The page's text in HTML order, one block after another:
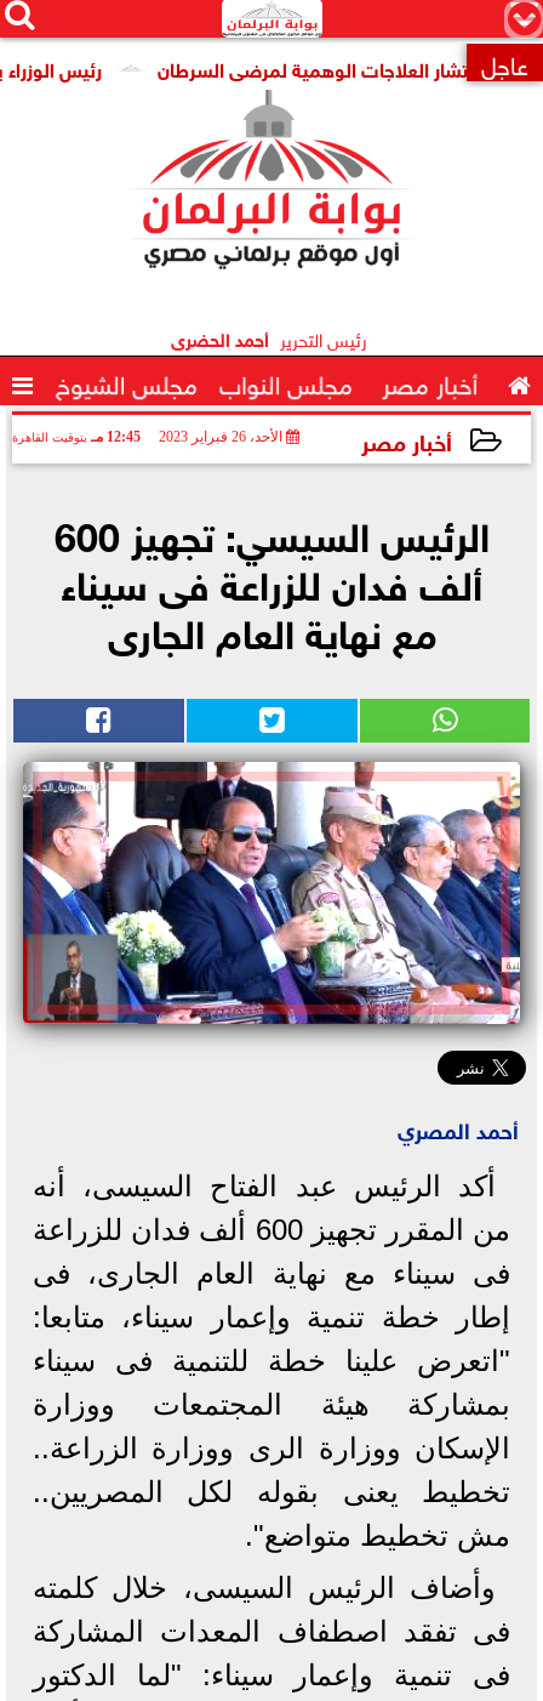
×


 عاجل رئيس الوزراء انتشار العلاجات الوهمية لمرضى السرطان
رئيس التحرير أحمد الحضرى
 أخبار مصر مجلس النواب مجلس الشيوخ 
أخبار مصر الأحد، 26 فبراير 2023 12:45 مـ بتوقيت القاهرة
الرئيس السيسي: تجهيز 600
ألف فدان للزراعة فى سيناء
مع نهاية العام الجارى
أحمد المصري
أكد الرئيس عبد الفتاح السيسى، أنه
من المقرر تجهيز 600 ألف فدان للزراعة
فى سيناء مع نهاية العام الجارى، فى
إطار خطة تنمية وإعمار سيناء، متابعا:
"اتعرض علينا خطة للتنمية فى سيناء
بمشاركة هيئة المجتمعات ووزارة
الإسكان ووزارة الرى ووزارة الزراعة..
تخطيط يعنى بقوله لكل المصريين..
مش تخطيط متواضع".
وأضاف الرئيس السيسى، خلال كلمته
فى تفقد اصطفاف المعدات المشاركة
فى تنمية وإعمار سيناء: "لما الدكتور